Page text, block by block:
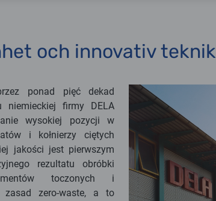
och innovativ teknik
ponad pięć dekad
niemieckiej firmy DELA
wysokiej pozycji w
i kołnierzy ciętych
jakości jest pierwszym
rezultatu obróbki
toczonych i
zasad zero-waste, a to